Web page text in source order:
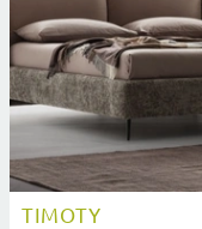
TIMOTY